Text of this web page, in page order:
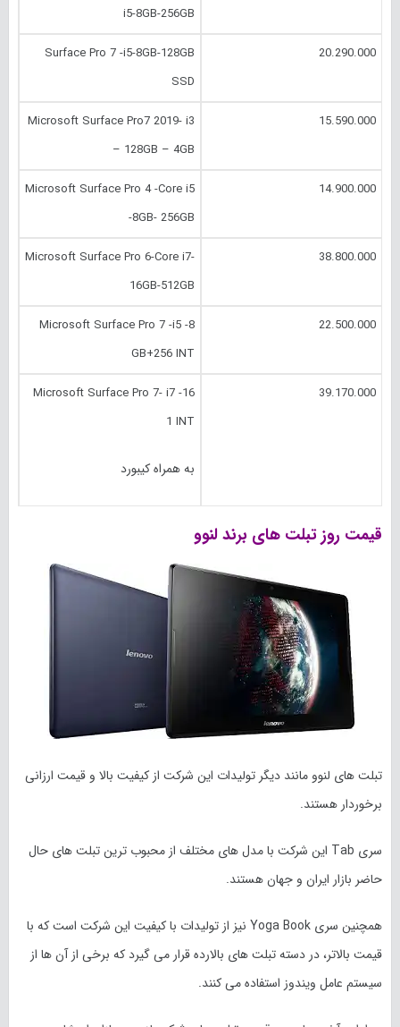
i5-8GB-256GB
20.290.000
Surface Pro 7 -i5-8GB-128GB
SSD
15.590.000
Microsoft Surface Pro7 2019- i3
– 128GB – 4GB
14.900.000
Microsoft Surface Pro 4 -Core i5
-8GB- 256GB
38.800.000
Microsoft Surface Pro 6-Core i7-
16GB-512GB
22.500.000
Microsoft Surface Pro 7 -i5 -8
GB+256 INT
39.170.000
Microsoft Surface Pro 7- i7 -16
1 INT
به همراه کیبورد
قیمت روز تبلت های برند لنوو
تبلت های لنوو مانند دیگر تولیدات این شرکت از کیفیت بالا و قیمت ارزانی
برخوردار هستند.
سری Tab این شرکت با مدل های مختلف از محبوب ترین تبلت های حال
حاضر بازار ایران و جهان هستند.
همچنین سری Yoga Book نیز از تولیدات با کیفیت این شرکت است که با
قیمت بالاتر، در دسته تبلت های بالارده قرار می گیرد که برخی از آن ها از
سیستم عامل ویندوز استفاده می کنند.